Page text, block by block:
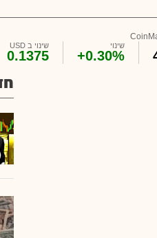
שינוי
+0.30%
שינוי ב USD
0.1375